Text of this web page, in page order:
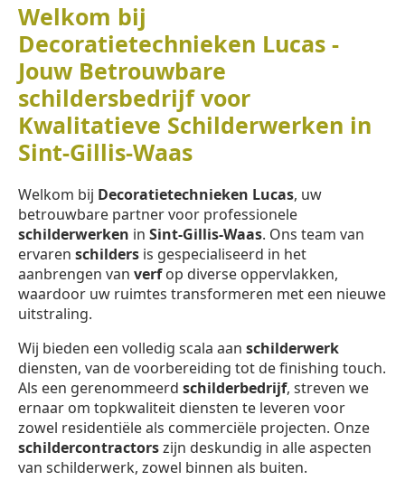
Welkom bij
Decoratietechnieken Lucas -
Jouw Betrouwbare
schildersbedrijf voor
Kwalitatieve Schilderwerken in
Sint-Gillis-Waas
Welkom bij Decoratietechnieken Lucas, uw
betrouwbare partner voor professionele
schilderwerken in Sint-Gillis-Waas. Ons team van
ervaren schilders is gespecialiseerd in het
aanbrengen van verfop diverse oppervlakken,
waardoor uw ruimtes transformeren met een nieuwe
uitstraling.
Wij bieden een volledig scala aan schilderwerk
diensten, van de voorbereiding tot de finishing touch.
Als een gerenommeerd schilderbedrijf, streven we
ernaar om topkwaliteit diensten te leveren voor
zowel residentiële als commerciële projecten. Onze
schildercontractorszijn deskundig in alle aspecten
van schilderwerk, zowel binnen als buiten.